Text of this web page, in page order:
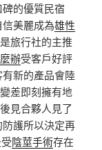
的優質民宿
美麗成為雄性
旅行社的主推
辦受客戶好評
有新的產品會陸
差即刻擁有地
見合夥人見了
護所以決定再
陰莖手術存在